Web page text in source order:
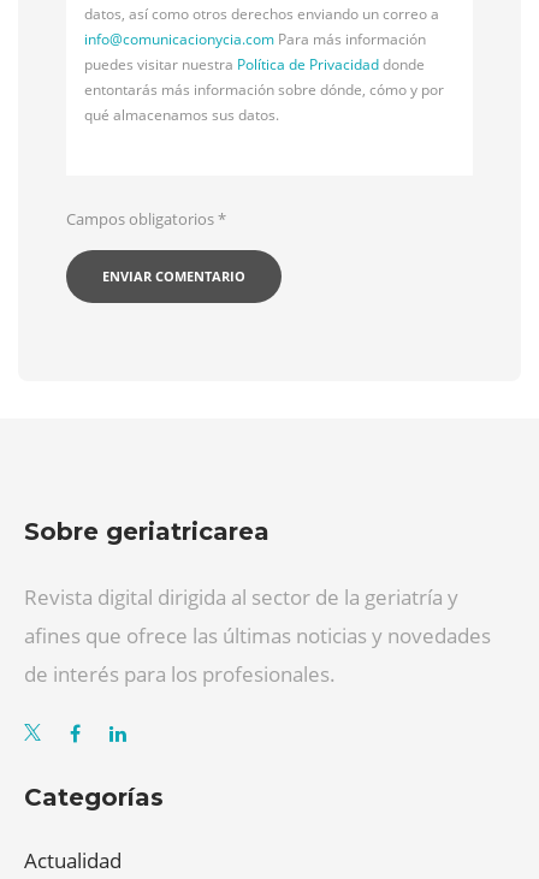
datos, así como otros derechos enviando un correo a
info@comunicacionycia.com Para más información
puedes visitar nuestra Política de Privacidaddonde
entontarás más información sobre dónde, cómo y por
qué almacenamos sus datos.
Campos obligatorios*
Sobre geriatricarea
Revista digital dirigida al sector de la geriatría y
afines que ofrece las últimas noticias y novedades
de interés para los profesionales.
Categorías
Actualidad